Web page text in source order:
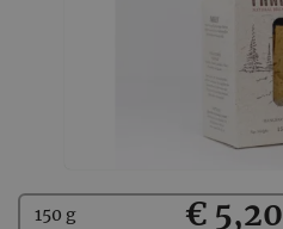
Kaufen
150 g € 5,20